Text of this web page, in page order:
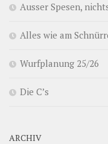
Ausser Spesen,
Alles wie am
Wurfplanung 25/26
Die C’s
ARCHIV